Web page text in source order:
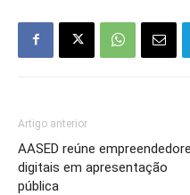
Artigo anterior
AASED reúne
digitais em apresentação
pública